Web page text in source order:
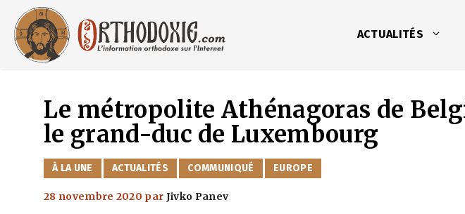
contenu
ACTUALITÉS
Le métropolite Athénagoras de
le grand-duc de Luxembourg
CATÉGORIES
À LA UNE ACTUALITÉS COMMUNIQUÉ EUROPE
28 novembre 2020 par Jivko Panev